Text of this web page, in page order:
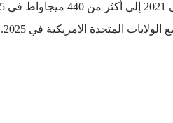
المتحدة الامريكية في 2025.